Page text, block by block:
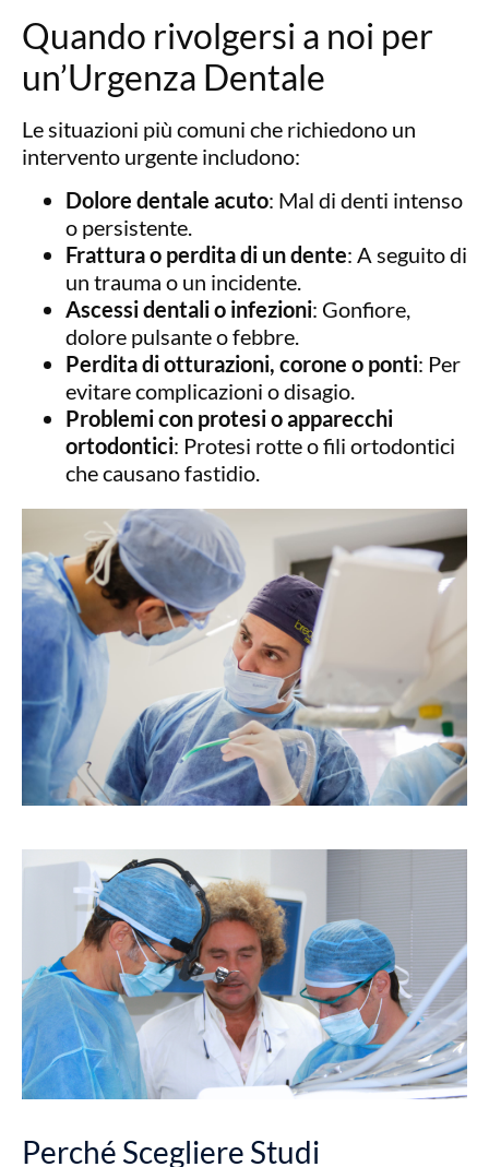
Quando rivolgersi a noi per
un’Urgenza Dentale
Le situazioni più comuni che richiedono un
intervento urgente includono:
Dolore dentale acuto: Mal di denti intenso
o persistente.
Frattura o perdita di un dente: A seguito di
un trauma o un incidente.
Ascessi dentali o infezioni: Gonfiore,
dolore pulsante o febbre.
Perdita di otturazioni, corone o ponti: Per
evitare complicazioni o disagio.
Problemi con protesi o apparecchi
ortodontici: Protesi rotte o fili ortodontici
che causano fastidio.
Perché Scegliere Studi